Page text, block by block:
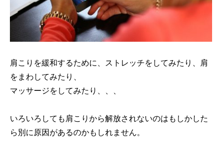
肩こりを緩和するために、ストレッチをしてみたり、肩
をまわしてみたり、
マッサージをしてみたり、、、
いろいろしても肩こりから解放されないのはもしかした
ら別に原因があるのかもしれません。